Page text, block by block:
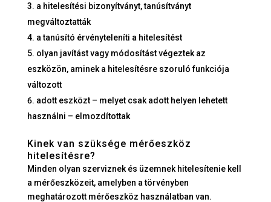
a hitelesítési bizonyítványt, tanúsítványt
megváltoztatták
a tanúsító érvényteleníti a hitelesítést
olyan javítást vagy módosítást végeztek az
eszközön, aminek a hitelesítésre szoruló funkciója
változott
adott eszközt – melyet csak adott helyen lehetett
használni – elmozdítottak
Kinek van szüksége mérőeszköz
hitelesítésre?
Minden olyan szerviznek és üzemnek hitelesítenie kell
a mérőeszközeit, amelyben a törvényben
meghatározott mérőeszköz használatban van.